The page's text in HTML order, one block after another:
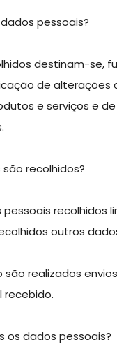
pessoais?
destinam-
de
e serviços e
recolhidos?
recolhidos
outros
são realizados
recebido.
os dados pessoais?